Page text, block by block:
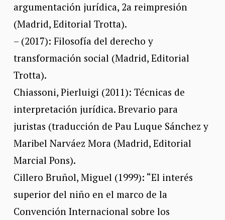
argumentación jurídica, 2a reimpresión
(Madrid, Editorial Trotta).
– (2017): Filosofía del derecho y
transformación social (Madrid, Editorial
Trotta).
Chiassoni, Pierluigi (2011): Técnicas de
interpretación jurídica. Brevario para
juristas (traducción de Pau Luque Sánchez y
Maribel Narváez Mora (Madrid, Editorial
Marcial Pons).
Cillero Bruñol, Miguel (1999): “El interés
superior del niño en el marco de la
Convención Internacional sobre los